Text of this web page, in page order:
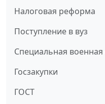
Налоговая реформа
Поступление в вуз
Специальная
Госзакупки
ГОСТ